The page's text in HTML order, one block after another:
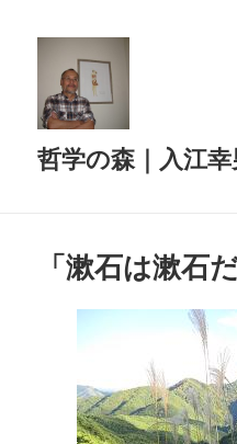
哲学の森｜入江
「漱石は漱石だ